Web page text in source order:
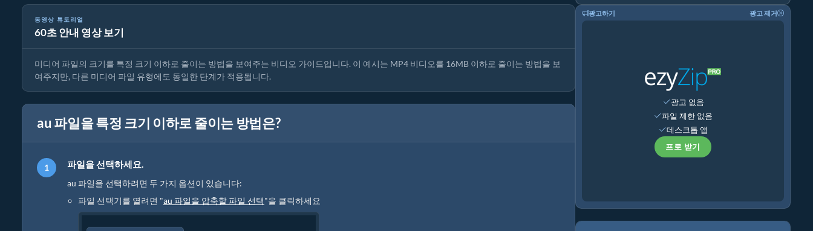
동영상 튜토리얼
60초 안내 영상 보기
MP4를 16MB로 줄이는 방법 (간단한 가이드)
미디어 파일의 크기를 특정 크기 이하로 줄이는 방법을 보여주는 비디오 가이드입니다. 이 예시는 MP4 비디오를 16MB 이하로 줄이는 방법을 보
여주지만, 다른 미디어 파일 유형에도 동일한 단계가 적용됩니다.
au 파일을 특정 크기 이하로 줄이는 방법은?
파일을 선택하세요.
au 파일을 선택하려면 두 가지 옵션이 있습니다:
파일 선택기를 열려면 "au 파일을 압축할 파일 선택"을 클릭하세요
광고하기 광고 제거
광고 없음
파일 제한 없음
데스크톱 앱
프로 받기